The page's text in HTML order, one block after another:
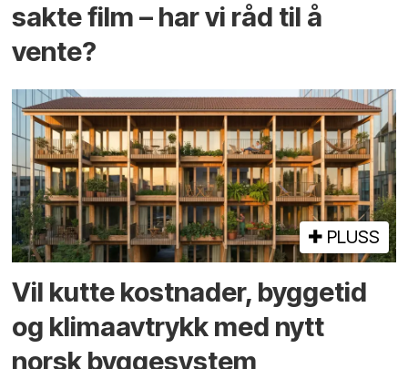
sakte film – har vi råd til å
vente?
PLUSS
Vil kutte kostnader, byggetid
og klima­avtrykk med nytt
norsk bygge­system